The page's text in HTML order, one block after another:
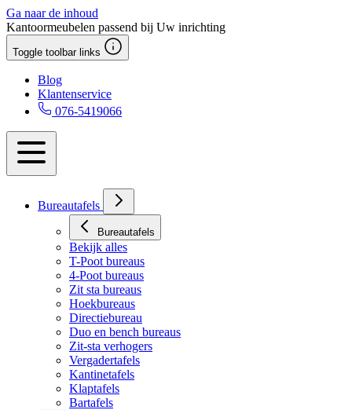
Ga naar de inhoud
Kantoormeubelen passend bij Uw inrichting
Toggle toolbar links
Blog
Klantenservice
076-5419066
Bureautafels
Bureautafels
Bekijk alles
T-Poot bureaus
4-Poot bureaus
Zit sta bureaus
Hoekbureaus
Directiebureau
Duo en bench bureaus
Zit-sta verhogers
Vergadertafels
Kantinetafels
Klaptafels
Bartafels